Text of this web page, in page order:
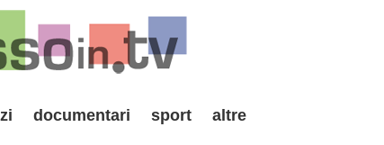
documentari sport altre